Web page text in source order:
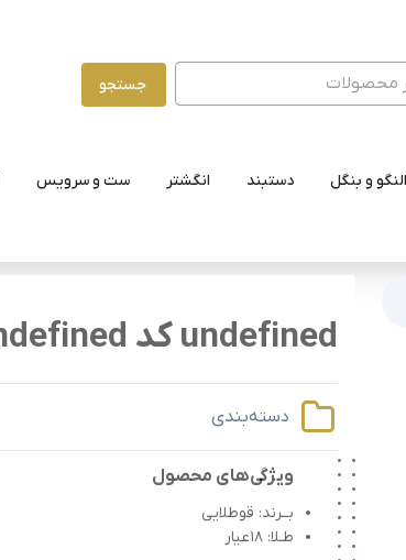
جستجو
النگو و بنگل دستبند انگشتر ست و سرویس
undefined کد undefined
دسته‌بندی
ویژگی‌های محصول
بــرند: قوطلایی
طـلا: 18عیار